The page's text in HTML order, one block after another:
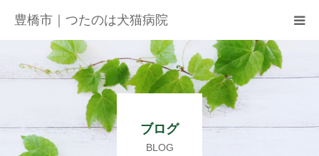
豊橋市｜つたのは犬猫病院
ブログ
BLOG
病院紹介
ネット予約